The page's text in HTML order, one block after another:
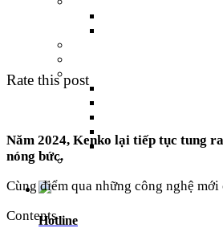
Hotline
Rate this post
Năm 2024, Kenko lại tiếp tục tung
nóng bức.
Cùng điểm qua những công nghệ
Contents